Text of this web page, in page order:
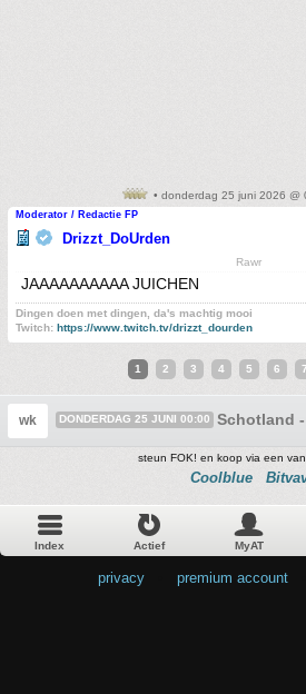
• donderdag 25 juni 2026 @
Moderator / Redactie FP
Drizzt_DoUrden
Rawr
JAAAAAAAAAA JUICHEN
Dingen doen met dingen, da's machtig mooi
Twitch: https://www.twitch.tv/drizzt_dourden
1 2 3 4 5 6 7
wk DONDERDAG 25 JUNI 00:00 Schotland
steun FOK! en koop via een
Coolblue
Index Actief MyAT
privacy premium account